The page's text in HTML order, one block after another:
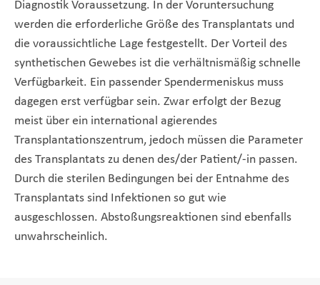
Diagnostik Voraussetzung. In der Voruntersuchung
werden die erforderliche Größe des Transplantats und
die voraussichtliche Lage festgestellt. Der Vorteil des
synthetischen Gewebes ist die verhältnismäßig schnelle
Verfügbarkeit. Ein passender Spendermeniskus muss
dagegen erst verfügbar sein. Zwar erfolgt der Bezug
meist über ein international agierendes
Transplantationszentrum, jedoch müssen die Parameter
des Transplantats zu denen des/der Patient/-in passen.
Durch die sterilen Bedingungen bei der Entnahme des
Transplantats sind Infektionen so gut wie
ausgeschlossen. Abstoßungsreaktionen sind ebenfalls
unwahrscheinlich.